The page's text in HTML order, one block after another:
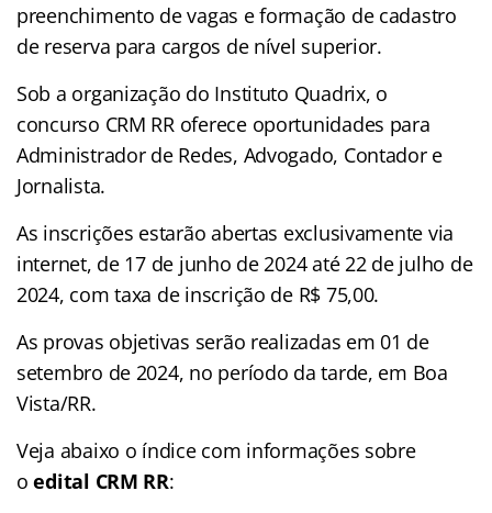
preenchimento de vagas e formação de cadastro
de reserva para cargos de nível superior.
Sob a organização do Instituto Quadrix, o
concurso CRM RR oferece oportunidades para
Administrador de Redes, Advogado, Contador e
Jornalista.
As inscrições estarão abertas exclusivamente via
internet, de 17 de junho de 2024 até 22 de julho de
2024, com taxa de inscrição de R$ 75,00.
As provas objetivas serão realizadas em 01 de
setembro de 2024, no período da tarde, em Boa
Vista/RR.
Veja abaixo o índice com informações sobre
oedital CRM RR: